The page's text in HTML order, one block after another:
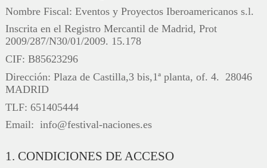
Nombre Fiscal: Eventos y Proyectos Iberoamericanos s.l.
Inscrita en el Registro Mercantil de Madrid, Prot
2009/287/N30/01/2009. 15.178
CIF: B85623296
Dirección: Plaza de Castilla,3 bis,1ª planta, of. 4. 28046
MADRID
TLF: 651405444
Email: info@festival-naciones.es
1. CONDICIONES DE ACCESO